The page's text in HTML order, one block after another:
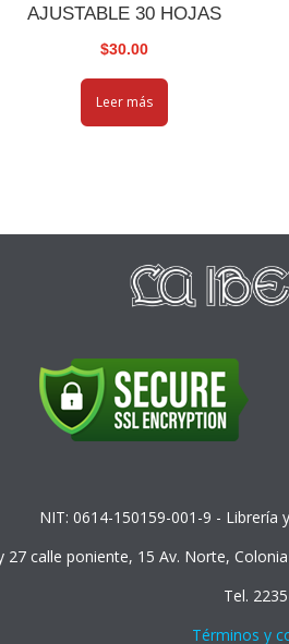
AJUSTABLE 30 HOJAS
$30.00
Leer más
NIT: 0614-150159-001-9 - Librería
27 calle poniente, 15 Av. Norte,
Tel.
Términos y